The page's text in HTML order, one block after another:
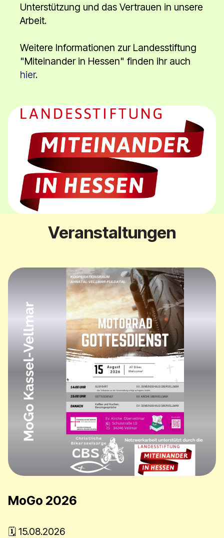
Unterstützung und das Vertrauen in unsere
Arbeit.
Weitere Informationen zur Landesstiftung
"Miteinander in Hessen" finden ihr auch
hier.
Veranstaltungen
MoGo 2026
​​🗓 15.08.2026